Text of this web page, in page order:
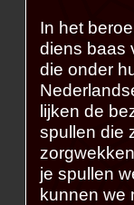
In het
diens baas
die onder
lijken de
spullen die
je spullen
kunnen we